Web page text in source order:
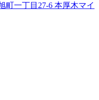
町一丁目27-6 本厚木マイ